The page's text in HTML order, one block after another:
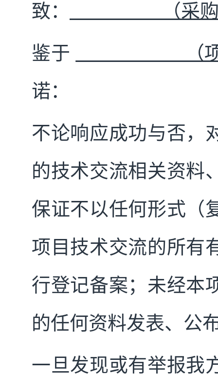
致：
（采购
鉴于
（项目
诺：
不论响应成功与否，
的技术交流相关资料
保证不以任何形式（
项目技术交流的所有
行登记备案；未经本
的任何资料发表、公
一旦发现或有举报我